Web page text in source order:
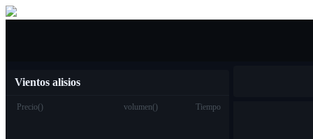
Vientos alisios
Precio() volumen() Tiempo